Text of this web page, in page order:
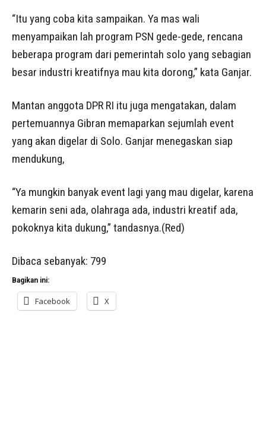
“Itu yang coba kita sampaikan. Ya mas wali
menyampaikan lah program PSN gede-gede, rencana
beberapa program dari pemerintah solo yang sebagian
besar industri kreatifnya mau kita dorong,” kata Ganjar.
Mantan anggota DPR RI itu juga mengatakan, dalam
pertemuannya Gibran memaparkan sejumlah event
yang akan digelar di Solo. Ganjar menegaskan siap
mendukung,
“Ya mungkin banyak event lagi yang mau digelar, karena
kemarin seni ada, olahraga ada, industri kreatif ada,
pokoknya kita dukung,” tandasnya.(Red)
Dibaca sebanyak: 799
Bagikan ini:
Facebook X